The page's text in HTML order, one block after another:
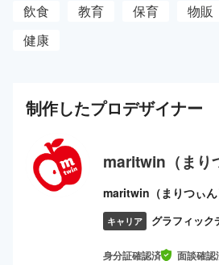
飲食 教育 保育 物販
健康
制作したプロデザイナー
maritwin（まり
maritwin（まりつぃん
キャリア グラフィック
身分証確認済 面談確認